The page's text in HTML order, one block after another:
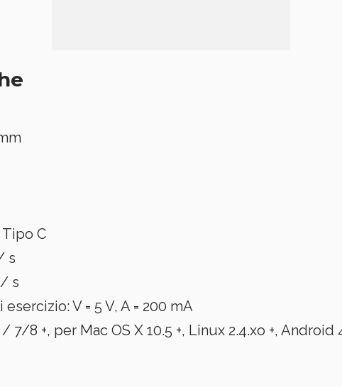
Tipo C
s
s
V = 5 V, A = 200 mA
8 +, per Mac OS X 10.5 +, Linux 2.4.xo +, Android